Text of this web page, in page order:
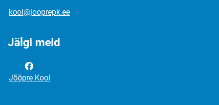
kool@jooprepk.ee
Jälgi meid
Jõõpre Kool